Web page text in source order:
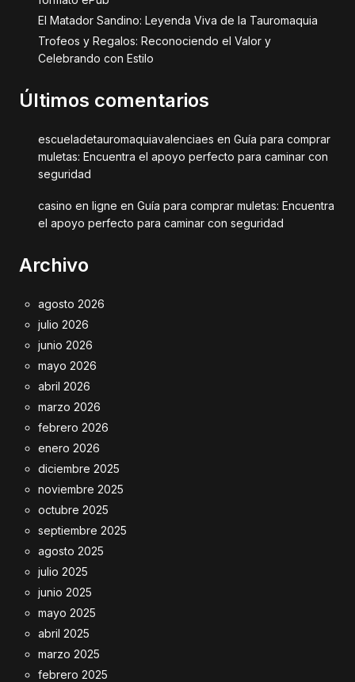
El Matador Sandino: Leyenda Viva de la Tauromaquia
Trofeos y Regalos: Reconociendo el Valor y
Celebrando con Estilo
Últimos comentarios
escueladetauromaquiavalenciaes en Guía para comprar
muletas: Encuentra el apoyo perfecto para caminar con
seguridad
casino en ligne en Guía para comprar muletas: Encuentra
el apoyo perfecto para caminar con seguridad
Archivo
agosto 2026
julio 2026
junio 2026
mayo 2026
abril 2026
marzo 2026
febrero 2026
enero 2026
diciembre 2025
noviembre 2025
octubre 2025
septiembre 2025
agosto 2025
julio 2025
junio 2025
mayo 2025
abril 2025
marzo 2025
febrero 2025